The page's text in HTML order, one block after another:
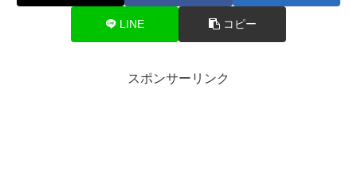
LINE コピー
スポンサーリンク